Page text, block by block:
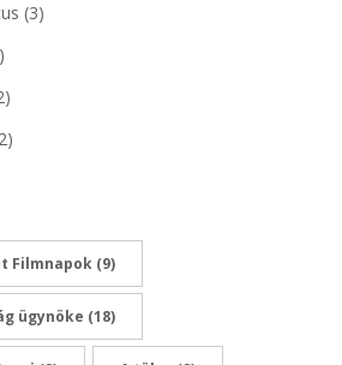
(3)
Filmnapok (9)
ügynöke (18)